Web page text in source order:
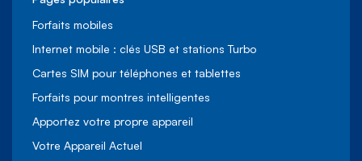
Forfaits mobiles
Internet mobile : clés USB et stations Turbo
Cartes SIM pour téléphones et tablettes
Forfaits pour montres intelligentes
Apportez votre propre appareil
Votre Appareil Actuel